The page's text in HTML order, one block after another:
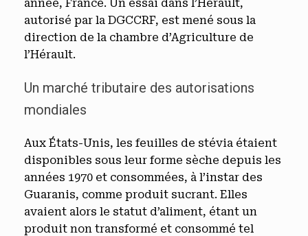
année, France. Un essai dans l’Hérault,
autorisé par la DGCCRF, est mené sous la
direction de la chambre d’Agriculture de
l’Hérault.
Un marché tributaire des autorisations
mondiales
Aux États-Unis, les feuilles de stévia étaient
disponibles sous leur forme sèche depuis les
années 1970 et consommées, à l’instar des
Guaranis, comme produit sucrant. Elles
avaient alors le statut d’aliment, étant un
produit non transformé et consommé tel